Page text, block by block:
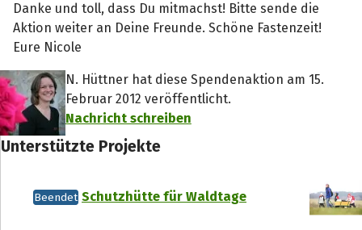
Danke und toll, dass Du mitmachst! Bitte sende die
Aktion weiter an Deine Freunde. Schöne Fastenzeit!
Eure Nicole
N. Hüttner hat diese Spendenaktion am 15.
Februar 2012 veröffentlicht.
Nachricht schreiben
Unterstützte Projekte
Beendet Schutzhütte für Waldtage